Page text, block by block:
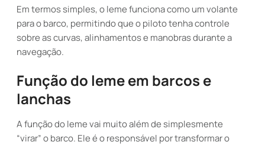
Em termos simples, o leme funciona como um volante
para o barco, permitindo que o piloto tenha controle
sobre as curvas, alinhamentos e manobras durante a
navegação.
Função do leme em barcos e
lanchas
A função do leme vai muito além de simplesmente
“virar” o barco. Ele é o responsável por transformar o